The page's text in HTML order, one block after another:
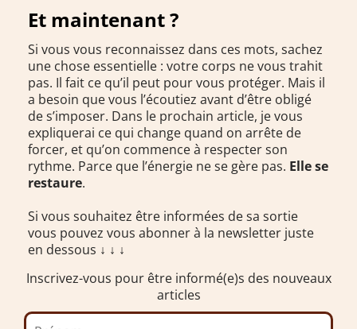
Et maintenant ?
Si vous vous reconnaissez dans ces mots, sachez
une chose essentielle : votre corps ne vous trahit
pas. Il fait ce qu’il peut pour vous protéger. Mais il
a besoin que vous l’écoutiez avant d’être obligé
de s’imposer. Dans le prochain article, je vous
expliquerai ce qui change quand on arrête de
forcer, et qu’on commence à respecter son
rythme. Parce que l’énergie ne se gère pas. Elle se
restaure.
Si vous souhaitez être informées de sa sortie
vous pouvez vous abonner à la newsletter juste
en dessous ↓ ↓ ↓
Inscrivez-vous pour être informé(e)s des nouveaux
articles